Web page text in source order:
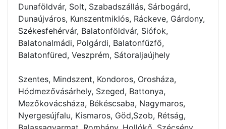
Dunaföldvár, Solt, Szabadszállás, Sárbogárd,
Dunaújváros, Kunszentmiklós, Ráckeve, Gárdony,
Székesfehérvár, Balatonföldvár, Siófok,
Balatonalmádi, Polgárdi, Balatonfűzfő,
Balatonfüred, Veszprém, Sátoraljaújhely
Szentes, Mindszent, Kondoros, Orosháza,
Hódmezővásárhely, Szeged, Battonya,
Mezőkovácsháza, Békéscsaba, Nagymaros,
Nyergesújfalu, Kismaros, Göd,Szob, Rétság,